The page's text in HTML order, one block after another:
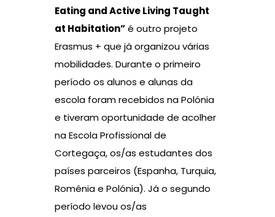
Eating and Active Living Taught
at Habitation”é outro projeto
Erasmus + que já organizou várias
mobilidades. Durante o primeiro
período os alunos e alunas da
escola foram recebidos na Polónia
e tiveram oportunidade de acolher
na Escola Profissional de
Cortegaça, os/as estudantes dos
países parceiros (Espanha, Turquia,
Roménia e Polónia). Já o segundo
período levou os/as